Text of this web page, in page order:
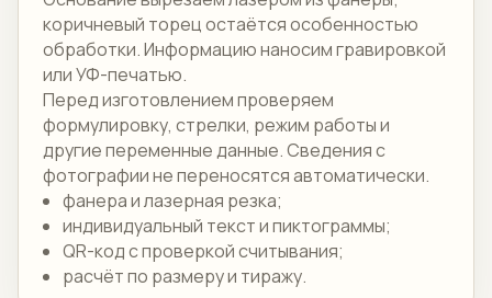
коричневый торец остаётся особенностью
обработки. Информацию наносим гравировкой
или УФ-печатью.
Перед изготовлением проверяем
формулировку, стрелки, режим работы и
другие переменные данные. Сведения с
фотографии не переносятся автоматически.
фанера и лазерная резка;
индивидуальный текст и пиктограммы;
QR-код с проверкой считывания;
расчёт по размеру и тиражу.